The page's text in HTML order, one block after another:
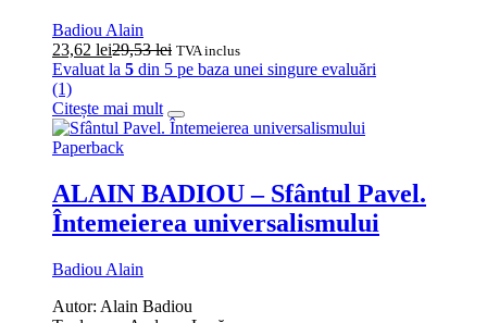
Badiou Alain
23,62 lei29,53lei TVA inclus
Evaluat la 5 din 5 pe baza unei singure evaluări
(1)
Citește mai mult
Paperback
ALAIN BADIOU – Sfântul Pavel.
Întemeierea universalismului
Badiou Alain
Autor: Alain Badiou